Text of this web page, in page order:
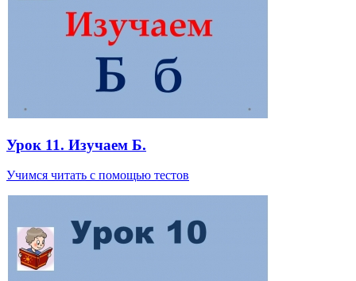
Урок 11. Изучаем Б.
Учимся читать с помощью тестов